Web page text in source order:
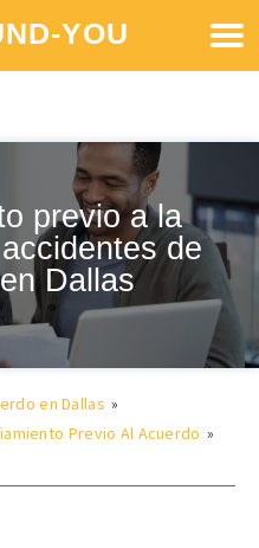
YOU
previo a la
de
Dallas
en Dallas »
Previo Al Acuerdo »